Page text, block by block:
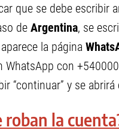
que se debe escribir
de Argentina, se
la página
WhatsApp con
“continuar” y se abrirá
roban la